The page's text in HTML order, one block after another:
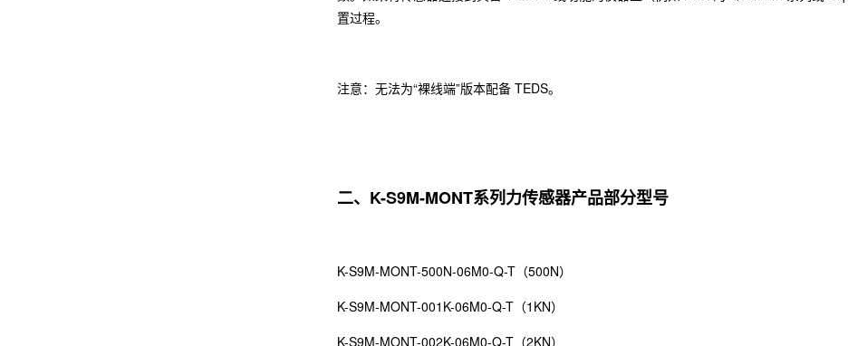
置过程。
注意：无法为“裸线端”版本配备 TEDS。
二、K-S9M-MONT系列力传感器产品部分型号
K-S9M-MONT-500N-06M0-Q-T（500N）
K-S9M-MONT-001K-06M0-Q-T（1KN）
K-S9M-MONT-002K-06M0-Q-T（2KN）